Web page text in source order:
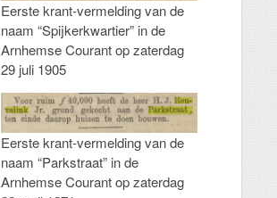
Eerste krant-vermelding van de
naam “Spijkerkwartier” in de
Arnhemse Courant op zaterdag
29 juli 1905
Eerste krant-vermelding van de
naam “Parkstraat” in de
Arnhemse Courant op zaterdag